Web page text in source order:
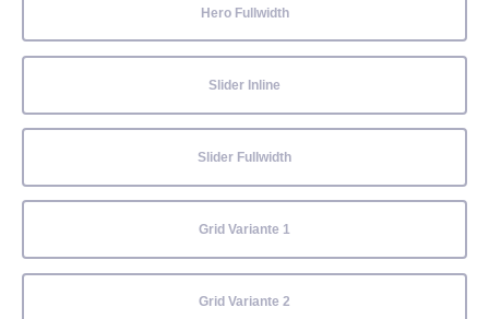
Hero Fullwidth
Slider Inline
Slider Fullwidth
Grid Variante 1
Grid Variante 2